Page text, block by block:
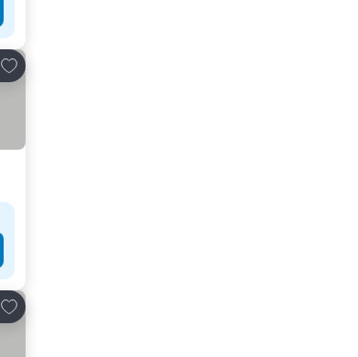
Dodati u favorite
Dodati u favorite